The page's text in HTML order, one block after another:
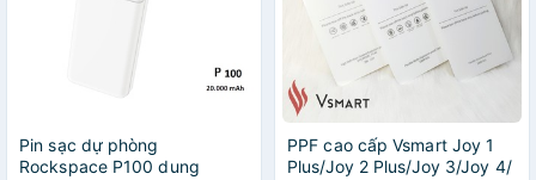
Pin sạc dự phòng
Rockspace P100 dung
PPF cao cấp Vsmart Joy 1
Plus/Joy 2 Plus/Joy 3/Joy 4/